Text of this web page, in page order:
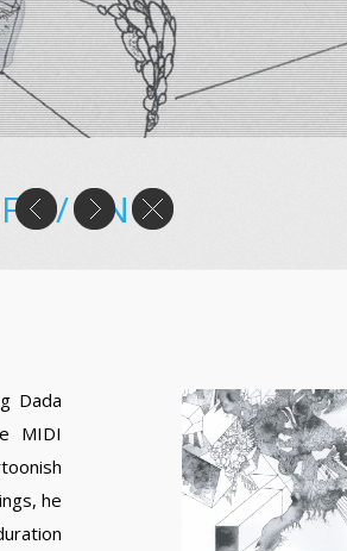
FR/EN
Dada
MIDI
he